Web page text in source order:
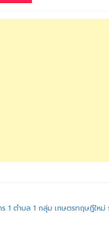
ร 1 ตำบล 1 กลุ่ม เกษตรทฤษฎีใ